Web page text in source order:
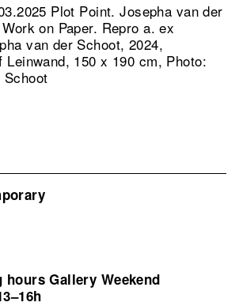
Plot Point. Josepha van der
on Paper. Repro a. ex
van der Schoot, 2024,
Leinwand, 150 x 190 cm, Photo:
hours Gallery Weekend